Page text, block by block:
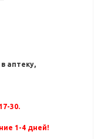
аптеку,
30.
1-4 дней!